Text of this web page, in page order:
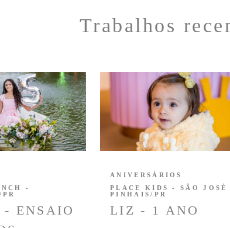
Trabalhos
ENSAIO
-
LIZ - 1 ANO
ANIVERSÁRIOS
PLACE KIDS - SÃO JOSÉ
PINHAIS/PR